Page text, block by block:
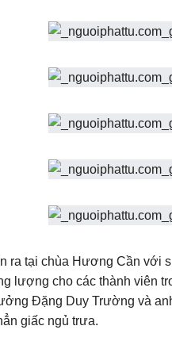
ra tại chùa Hương Cần với
lượng cho các thành viên
Đặng Duy Trường và
giấc ngủ trưa.